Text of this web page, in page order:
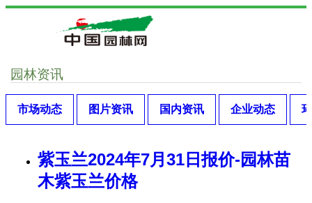
园林资讯
市场动态 图片资讯 国内资讯 企业动态
紫玉兰2024年7月31日报价-园林苗
木紫玉兰价格